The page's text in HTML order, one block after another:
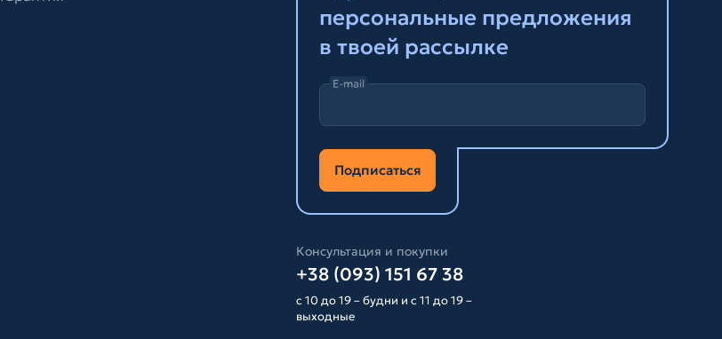
персональные предложения
в твоей рассылке
E-mail
Подписаться
Консультация и покупки
+38 (093) 151 67 38
с 10 до 19 – будни и с 11 до 19 –
выходные